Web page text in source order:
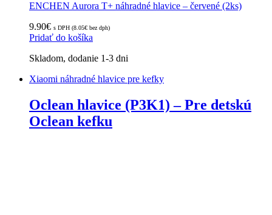
ENCHEN Aurora T+ náhradné hlavice – červené (2ks)
9.90€ s DPH (8.05€ bez dph)
Pridať do košíka
Skladom, dodanie 1-3 dni
Xiaomi náhradné hlavice pre kefky
Oclean hlavice (P3K1) – Pre detskú
Oclean kefku